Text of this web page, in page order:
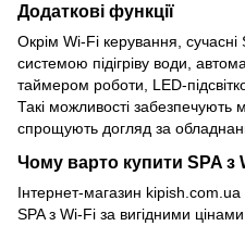
Додаткові функції
Окрім Wi-Fi керування,
системою підігріву води,
таймером роботи, LED-
Такі можливості
спрощують догляд за
Чому варто купити SPA з
Інтернет-магазин
SPA з Wi-Fi за вигідними